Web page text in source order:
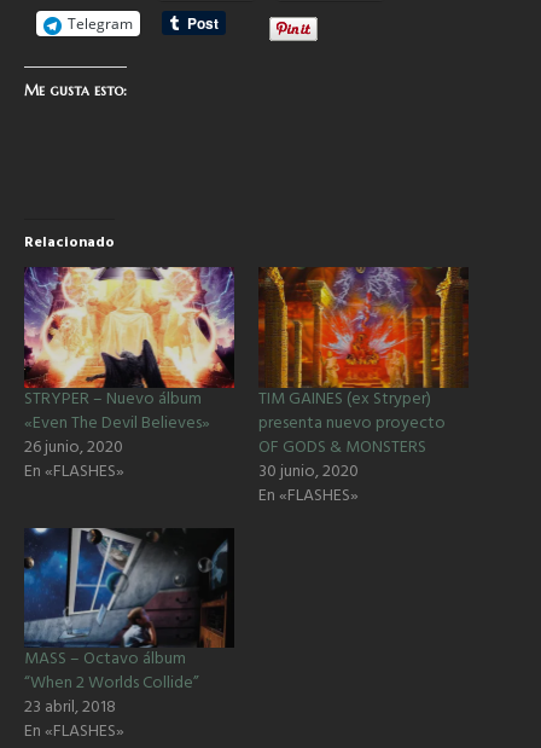
Telegram
Me gusta esto:
Relacionado
STRYPER – Nuevo álbum
«Even The Devil Believes»
26 junio, 2020
En «FLASHES»
TIM GAINES (ex Stryper)
presenta nuevo proyecto
OF GODS & MONSTERS
30 junio, 2020
En «FLASHES»
MASS – Octavo álbum
“When 2 Worlds Collide”
23 abril, 2018
En «FLASHES»